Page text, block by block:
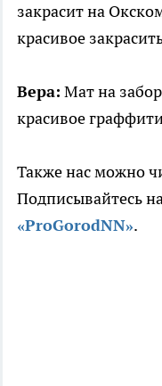
закрасит на
красивое
Вера: Мат на
красивое
Также нас можно
Подписывайтесь
«ProGorodNN».